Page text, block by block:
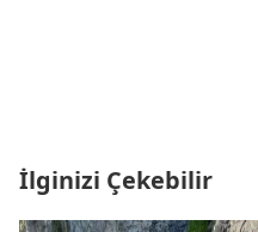
İlginizi Çekebilir